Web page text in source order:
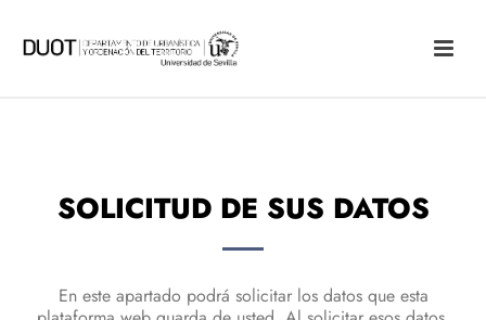
SOLICITUD DE SUS DATOS
En este apartado podrá solicitar los datos que esta